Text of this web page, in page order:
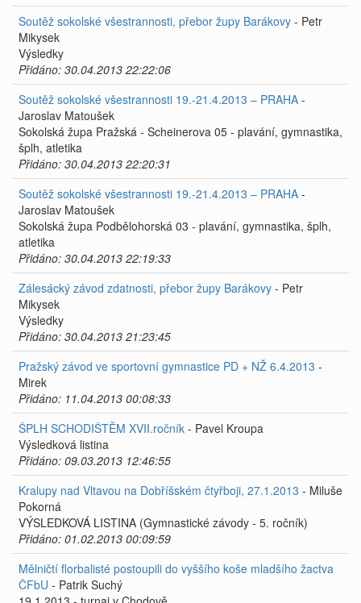
Soutěž sokolské všestrannosti, přebor župy Barákovy - Petr
Mikysek
Výsledky
Přidáno: 30.04.2013 22:22:06
Soutěž sokolské všestrannosti 19.-21.4.2013 – PRAHA -
Jaroslav Matoušek
Sokolská župa Pražská - Scheinerova 05 - plavání, gymnastika,
šplh, atletika
Přidáno: 30.04.2013 22:20:31
Soutěž sokolské všestrannosti 19.-21.4.2013 – PRAHA -
Jaroslav Matoušek
Sokolská župa Podbělohorská 03 - plavání, gymnastika, šplh,
atletika
Přidáno: 30.04.2013 22:19:33
Zálesácký závod zdatnosti, přebor župy Barákovy - Petr
Mikysek
Výsledky
Přidáno: 30.04.2013 21:23:45
Pražský závod ve sportovní gymnastice PD + NŽ 6.4.2013 -
Mirek
Přidáno: 11.04.2013 00:08:33
ŠPLH SCHODIŠTĚM XVII.ročník - Pavel Kroupa
Výsledková listina
Přidáno: 09.03.2013 12:46:55
Kralupy nad Vltavou na Dobříšském čtyřboji, 27.1.2013 - Miluše
Pokorná
VÝSLEDKOVÁ LISTINA (Gymnastické závody - 5. ročník)
Přidáno: 01.02.2013 00:09:59
Mělničtí florbalisté postoupili do vyššího koše mladšího žactva
ČFbU - Patrik Suchý